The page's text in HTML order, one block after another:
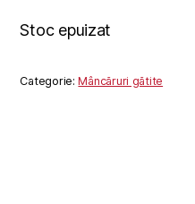
Stoc epuizat
Categorie:Mâncăruri gătite